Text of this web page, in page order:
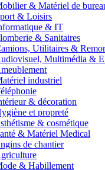
& Matériel de
& Loisirs
& IT
& Sanitaires
Utilitaires &
Multimédia &
industriel
& décoration
et propreté
& cosmétique
& Matériel Medical
de chantier
& Habillement